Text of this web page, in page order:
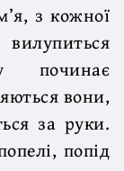
з кожної
починає
вони,
за руки.
попід